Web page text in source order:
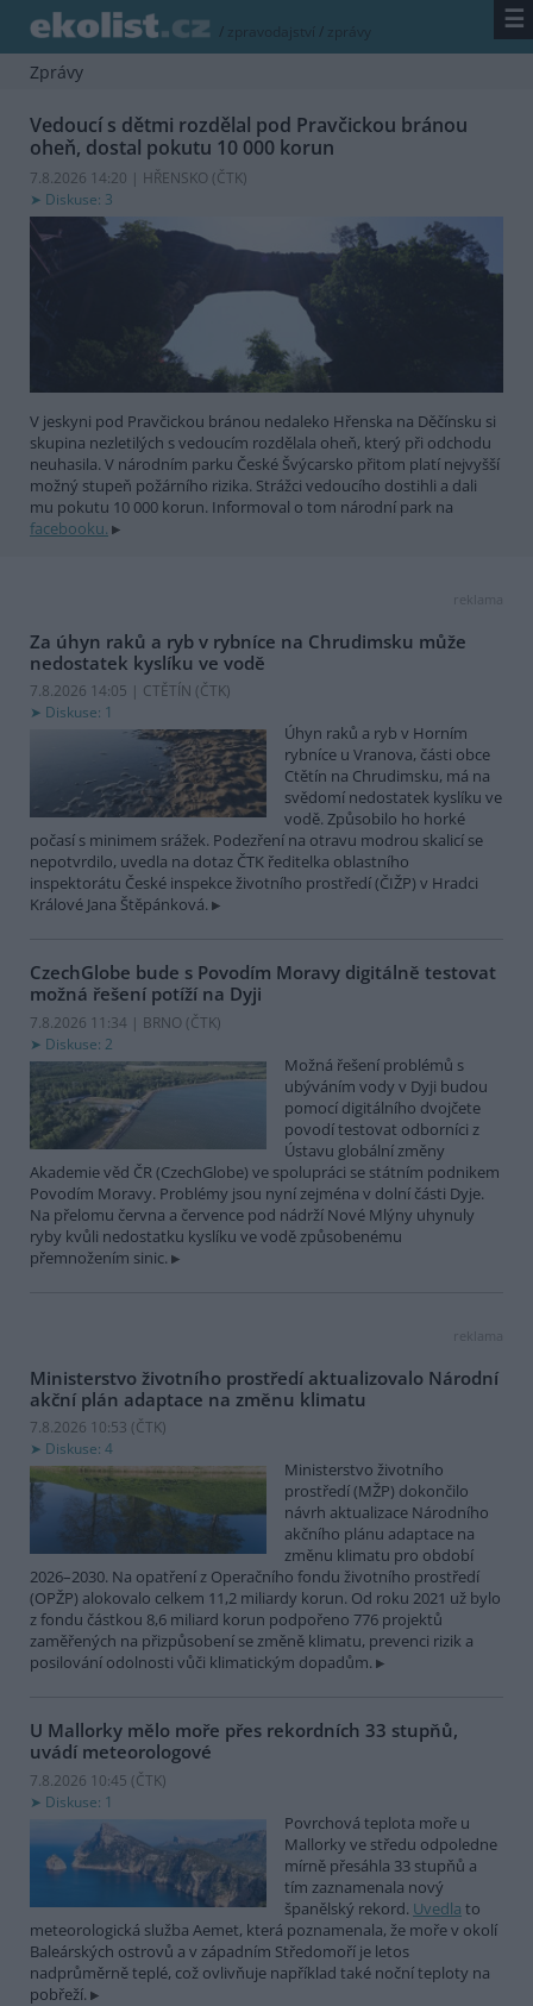
/ zpravodajství / zprávy ☰
Zprávy
Vedoucí s dětmi rozdělal pod Pravčickou bránou
oheň, dostal pokutu 10 000 korun
7.8.2026 14:20 | HŘENSKO (ČTK)
Diskuse: 3
V jeskyni pod Pravčickou bránou nedaleko Hřenska na Děčínsku si
skupina nezletilých s vedoucím rozdělala oheň, který při odchodu
neuhasila. V národním parku České Švýcarsko přitom platí nejvyšší
možný stupeň požárního rizika. Strážci vedoucího dostihli a dali
mu pokutu 10 000 korun. Informoval o tom národní park na
facebooku.
reklama
Za úhyn raků a ryb v rybníce na Chrudimsku může
nedostatek kyslíku ve vodě
7.8.2026 14:05 | CTĚTÍN (ČTK)
Diskuse: 1
Úhyn raků a ryb v Horním
rybníce u Vranova, části obce
Ctětín na Chrudimsku, má na
svědomí nedostatek kyslíku ve
vodě. Způsobilo ho horké
počasí s minimem srážek. Podezření na otravu modrou skalicí se
nepotvrdilo, uvedla na dotaz ČTK ředitelka oblastního
inspektorátu České inspekce životního prostředí (ČIŽP) v Hradci
Králové Jana Štěpánková.
CzechGlobe bude s Povodím Moravy digitálně testovat
možná řešení potíží na Dyji
7.8.2026 11:34 | BRNO (ČTK)
Diskuse: 2
Možná řešení problémů s
ubýváním vody v Dyji budou
pomocí digitálního dvojčete
povodí testovat odborníci z
Ústavu globální změny
Akademie věd ČR (CzechGlobe) ve spolupráci se státním podnikem
Povodím Moravy. Problémy jsou nyní zejména v dolní části Dyje.
Na přelomu června a července pod nádrží Nové Mlýny uhynuly
ryby kvůli nedostatku kyslíku ve vodě způsobenému
přemnožením sinic.
reklama
Ministerstvo životního prostředí aktualizovalo Národní
akční plán adaptace na změnu klimatu
7.8.2026 10:53 (ČTK)
Diskuse: 4
Ministerstvo životního
prostředí (MŽP) dokončilo
návrh aktualizace Národního
akčního plánu adaptace na
změnu klimatu pro období
2026–2030. Na opatření z Operačního fondu životního prostředí
(OPŽP) alokovalo celkem 11,2 miliardy korun. Od roku 2021 už bylo
z fondu částkou 8,6 miliard korun podpořeno 776 projektů
zaměřených na přizpůsobení se změně klimatu, prevenci rizik a
posilování odolnosti vůči klimatickým dopadům.
U Mallorky mělo moře přes rekordních 33 stupňů,
uvádí meteorologové
7.8.2026 10:45 (ČTK)
Diskuse: 1
Povrchová teplota moře u
Mallorky ve středu odpoledne
mírně přesáhla 33 stupňů a
tím zaznamenala nový
španělský rekord. Uvedla to
meteorologická služba Aemet, která poznamenala, že moře v okolí
Baleárských ostrovů a v západním Středomoří je letos
nadprůměrně teplé, což ovlivňuje například také noční teploty na
pobřeží.